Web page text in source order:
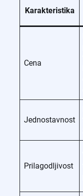
Karakteristika
Cena
Jednostavnost
Prilagodljivost